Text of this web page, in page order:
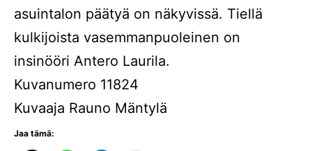
asuintalon päätyä on näkyvissä. Tiellä
kulkijoista vasemmanpuoleinen on
insinööri Antero Laurila.
Kuvanumero 11824
Kuvaaja Rauno Mäntylä
Jaa tämä: